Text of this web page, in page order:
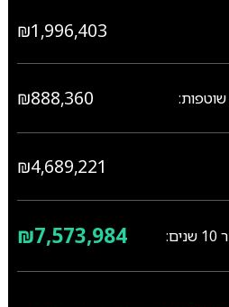
₪1,996,403
₪888,360
₪4,689,221
10 שנים: ₪7,573,984